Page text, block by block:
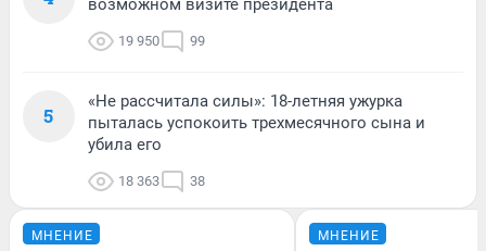
возможном визите президента
19 950 99
5
«Не рассчитала силы»: 18-летняя ужурка
пыталась успокоить трехмесячного сына и
убила его
18 363 38
МНЕНИЕ МНЕНИЕ